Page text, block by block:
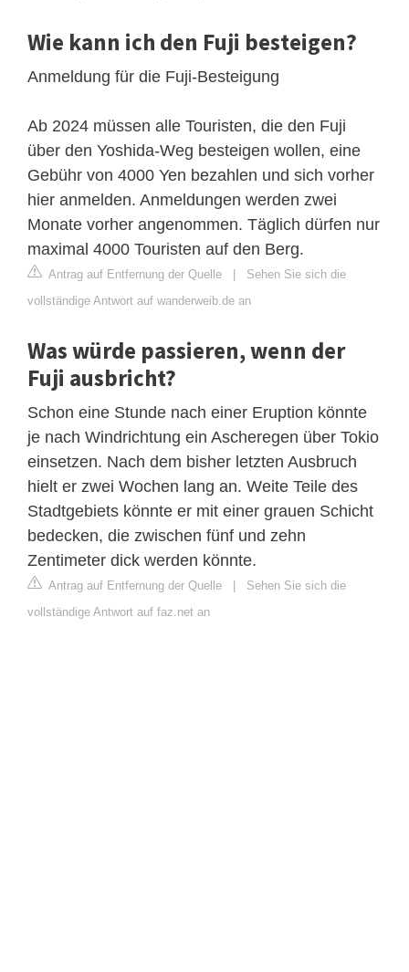
Wie kann ich den Fuji besteigen?
Anmeldung für die Fuji-Besteigung
Ab 2024 müssen alle Touristen, die den Fuji
über den Yoshida-Weg besteigen wollen, eine
Gebühr von 4000 Yen bezahlen und sich vorher
hier anmelden. Anmeldungen werden zwei
Monate vorher angenommen. Täglich dürfen nur
maximal 4000 Touristen auf den Berg.
Antrag auf Entfernung der Quelle | Sehen Sie sich die
vollständige Antwort auf wanderweib.de an
Was würde passieren, wenn der
Fuji ausbricht?
Schon eine Stunde nach einer Eruption könnte
je nach Windrichtung ein Ascheregen über Tokio
einsetzen. Nach dem bisher letzten Ausbruch
hielt er zwei Wochen lang an. Weite Teile des
Stadtgebiets könnte er mit einer grauen Schicht
bedecken, die zwischen fünf und zehn
Zentimeter dick werden könnte.
Antrag auf Entfernung der Quelle | Sehen Sie sich die
vollständige Antwort auf faz.net an